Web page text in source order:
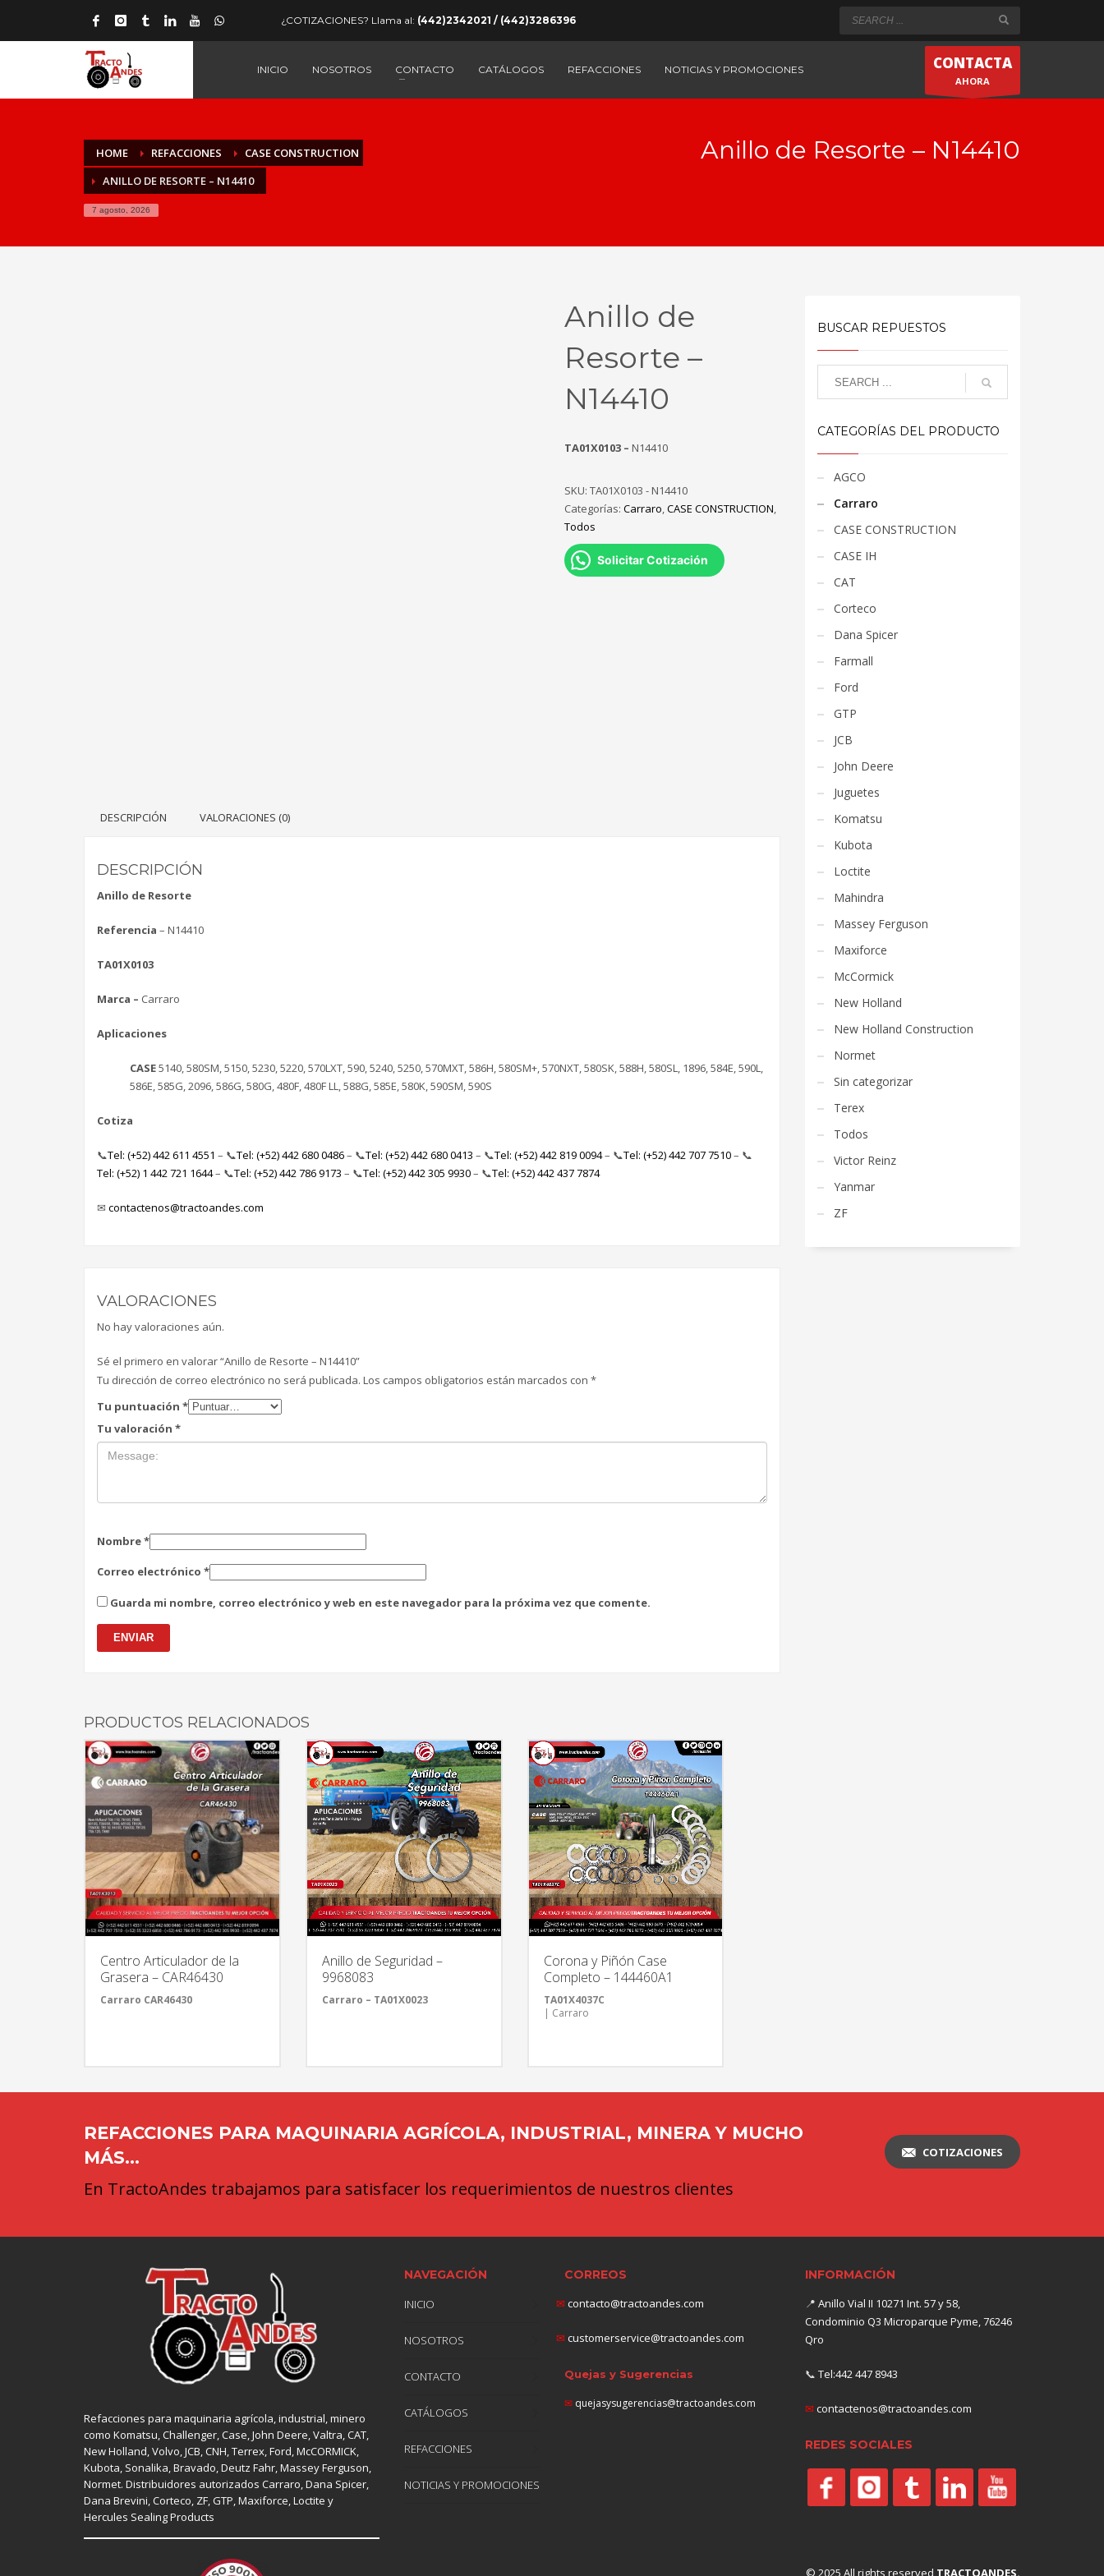
¿COTIZACIONES? Llama al: (442)2342021 / (442)3286396
INICIO NOSOTROS CONTACTO CATÁLOGOS REFACCIONES NOTICIAS Y PROMOCIONES CONTACTA
AHORA
HOME REFACCIONES
CASE CONSTRUCTION
ANILLO DE RESORTE – N14410
7 agosto, 2026
Anillo de Resorte – N14410
Anillo de
Resorte –
N14410
TA01X0103 – N14410
SKU: TA01X0103 - N14410
Categorías: Carraro,CASE CONSTRUCTION,
Todos
Solicitar Cotización
DESCRIPCIÓN VALORACIONES (0)
DESCRIPCIÓN
Anillo de Resorte
Referencia – N14410
TA01X0103
Marca – Carraro
Aplicaciones
CASE5140, 580SM, 5150, 5230, 5220, 570LXT, 590, 5240, 5250, 570MXT, 586H, 580SM+, 570NXT, 580SK, 588H, 580SL, 1896, 584E, 590L,
586E, 585G, 2096, 586G, 580G, 480F, 480F LL, 588G, 585E, 580K, 590SM, 590S
Cotiza
📞Tel: (+52) 442 611 4551 – 📞Tel: (+52) 442 680 0486– 📞Tel: (+52) 442 680 0413 – 📞Tel: (+52) 442 819 0094– 📞Tel: (+52) 442 707 7510– 📞
Tel: (+52) 1 442 721 1644– 📞Tel: (+52) 442 786 9173 – 📞Tel: (+52) 442 305 9930– 📞Tel: (+52) 442 437 7874
✉ contactenos@tractoandes.com
VALORACIONES
No hay valoraciones aún.
Sé el primero en valorar “Anillo de Resorte – N14410”
Tu dirección de correo electrónico no será publicada. Los campos obligatorios están marcados con *
Tu puntuación *
Tu valoración *
Nombre*
Correo electrónico *
Guarda mi nombre, correo electrónico y web en este navegador para la próxima vez que comente.
PRODUCTOS RELACIONADOS
Centro Articulador de la
Grasera – CAR46430
Carraro CAR46430
Anillo de Seguridad –
9968083
Carraro – TA01X0023
Corona y Piñón Case
Completo – 144460A1
TA01X4037C
| Carraro
BUSCAR REPUESTOS
CATEGORÍAS DEL PRODUCTO
AGCO
Carraro
CASE CONSTRUCTION
CASE IH
CAT
Corteco
Dana Spicer
Farmall
Ford
GTP
JCB
John Deere
Juguetes
Komatsu
Kubota
Loctite
Mahindra
Massey Ferguson
Maxiforce
McCormick
New Holland
New Holland Construction
Normet
Sin categorizar
Terex
Todos
Victor Reinz
Yanmar
ZF
REFACCIONES PARA MAQUINARIA AGRÍCOLA, INDUSTRIAL, MINERA Y MUCHO
MÁS...
En TractoAndes trabajamos para satisfacer los requerimientos de nuestros clientes
COTIZACIONES
Refacciones para maquinaria agrícola, industrial, minero
como Komatsu, Challenger,Case,John Deere, Valtra,CAT,
New Holland, Volvo,JCB,CNH, Terrex,Ford, McCORMICK,
Kubota, Sonalika, Bravado, Deutz Fahr,Massey Ferguson,
Normet. Distribuidores autorizados Carraro,Dana Spicer,
Dana Brevini,Corteco, ZF,GTP,Maxiforce,Loctite y
Hercules Sealing Products
NAVEGACIÓN
INICIO
NOSOTROS
CONTACTO
CATÁLOGOS
REFACCIONES
NOTICIAS Y PROMOCIONES
CORREOS
✉ contacto@tractoandes.com
✉ customerservice@tractoandes.com
Quejas y Sugerencias
✉ quejasysugerencias@tractoandes.com
INFORMACIÓN
📍 Anillo Vial II 10271 Int. 57 y 58,
Condominio Q3 Microparque Pyme, 76246
Qro
📞 Tel:442 447 8943
✉ contactenos@tractoandes.com
REDES SOCIALES
© 2025 All rights reserved TRACTOANDES.